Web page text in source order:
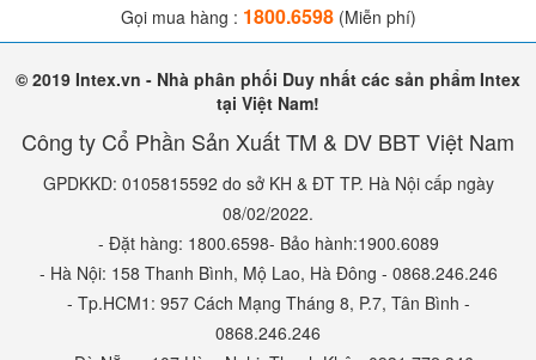
Gọi mua hàng : 1800.6598(Miễn phí)
© 2019 Intex.vn - Nhà phân phối Duy nhất các sản phẩm Intex
tại Việt Nam!
Công ty Cổ Phần Sản Xuất TM & DV BBT Việt Nam
GPDKKD: 0105815592 do sở KH & ĐT TP. Hà Nội cấp ngày
08/02/2022.
- Đặt hàng: 1800.6598- Bảo hành:1900.6089
- Hà Nội: 158 Thanh Bình, Mộ Lao, Hà Đông - 0868.246.246
- Tp.HCM1: 957 Cách Mạng Tháng 8, P.7, Tân Bình -
0868.246.246